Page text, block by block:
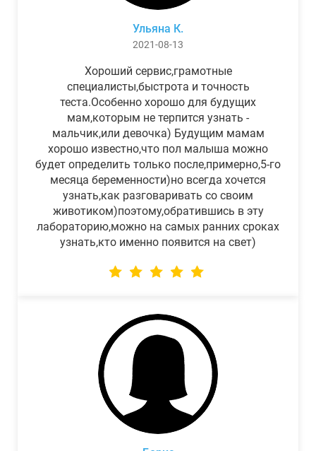
Ульяна К.
2021-08-13
Хороший сервис,грамотные
специалисты,быстрота и точность
теста.Особенно хорошо для будущих
мам,которым не терпится узнать -
мальчик,или девочка) Будущим мамам
хорошо известно,что пол малыша можно
будет определить только после,примерно,5-го
месяца беременности)но всегда хочется
узнать,как разговаривать со своим
животиком)поэтому,обратившись в эту
лабораторию,можно на самых ранних сроках
узнать,кто именно появится на свет)